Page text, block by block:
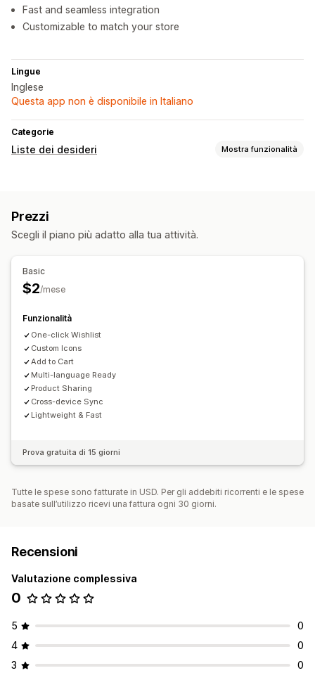
Fast and seamless integration
Customizable to match your store
Lingue
Inglese
Questa app non è disponibile in Italiano
Categorie
Liste dei desideri Mostra funzionalità
Lista dei desideri degli ospiti
Condividi link
Prezzi
Scegli il piano più adatto alla tua attività.
Basic
$2/mese
Funzionalità
One-click Wishlist
Custom Icons
Add to Cart
Multi-language Ready
Product Sharing
Cross-device Sync
Lightweight & Fast
Prova gratuita di 15 giorni
Tutte le spese sono fatturate in USD. Per gli addebiti ricorrenti e le spese
basate sull’utilizzo ricevi una fattura ogni 30 giorni.
Recensioni
Valutazione complessiva
0
5
0
4
0
3
0